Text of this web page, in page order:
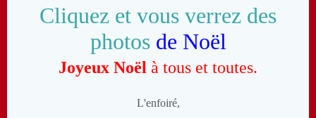
Cliquez et vous verrez des
photosde Noël
Joyeux Noël à tous et toutes.
L'enfoiré,